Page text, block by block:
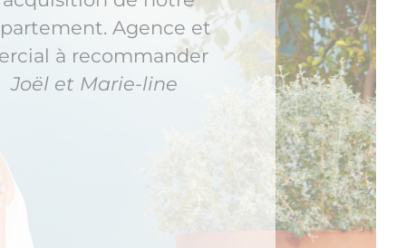
a su cerner mes
et répondre à mes
attentes.
William